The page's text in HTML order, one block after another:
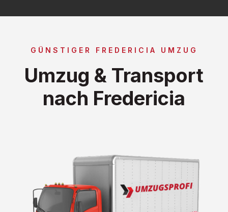
GÜNSTIGER FREDERICIA UMZUG
Umzug & Transport
nach Fredericia